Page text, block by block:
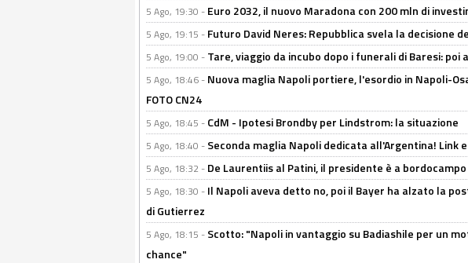
5 Ago, 19:30 - Euro 2032, il nuovo Maradona con 200 mln di
5 Ago, 19:15 - Futuro David Neres: Repubblica svela la decisione
5 Ago, 19:00 - Tare, viaggio da incubo dopo i funerali di Baresi: poi
5 Ago, 18:46 - Nuova maglia Napoli portiere, l'esordio in Napoli-
FOTO CN24
5 Ago, 18:45 - CdM - Ipotesi Brondby per Lindstrom: la situazione
5 Ago, 18:40 - Seconda maglia Napoli dedicata all'Argentina! Link
5 Ago, 18:32 - De Laurentiis al Patini, il presidente è a
5 Ago, 18:30 - Il Napoli aveva detto no, poi il Bayer ha alzato la
di Gutierrez
5 Ago, 18:15 - Scotto: "Napoli in vantaggio su Badiashile per un
chance"